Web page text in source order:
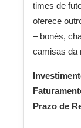
times de
oferece
– bonés,
camisas da
Prazo de